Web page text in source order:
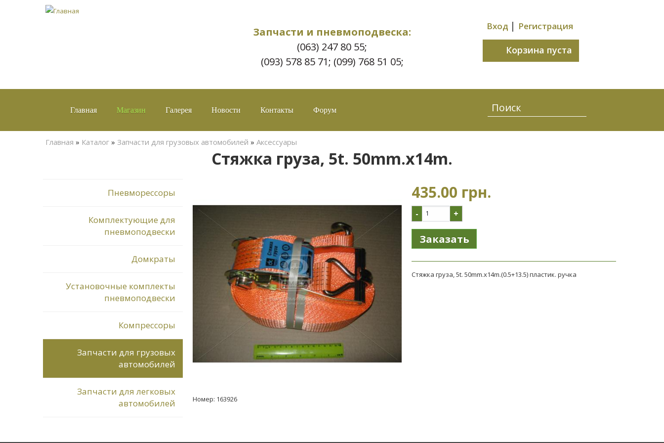
Запчасти и пневмоподвеска:
(063) 247 80 55;
(093) 578 85 71; (099) 768 51 05;
Вход | Регистрация
Корзина пуста
Главная Магазин Галерея Новости Контакты Форум
Вы здесь
Главная » Каталог » Запчасти для грузовых автомобилей » Аксессуары
Стяжка груза, 5t. 50mm.x14m.
Пневморессоры
Комплектующие для
пневмоподвески
Домкраты
Установочные комплекты
пневмоподвески
Компрессоры
Запчасти для грузовых
автомобилей
Запчасти для легковых
автомобилей
435.00 грн.
- +
Стяжка груза, 5t. 50mm.x14m.(0.5+13.5) пластик. ручка
Номер: 163926